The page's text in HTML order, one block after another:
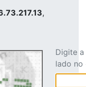
,
Digite
lado no